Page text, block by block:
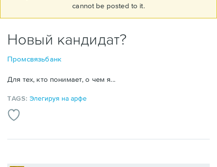
cannot be posted to it.
Новый кандидат?
Промсвязьбанк
Для тех, кто понимает, о чем я...
TAGS:Элегируя на арфе